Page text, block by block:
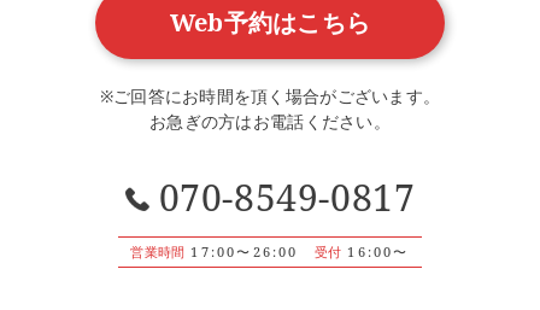
Web予約はこちら
※ご回答にお時間を頂く場合がございます。
お急ぎの方はお電話ください。
070-8549-0817
営業時間 17:00〜26:00 受付 16:00〜